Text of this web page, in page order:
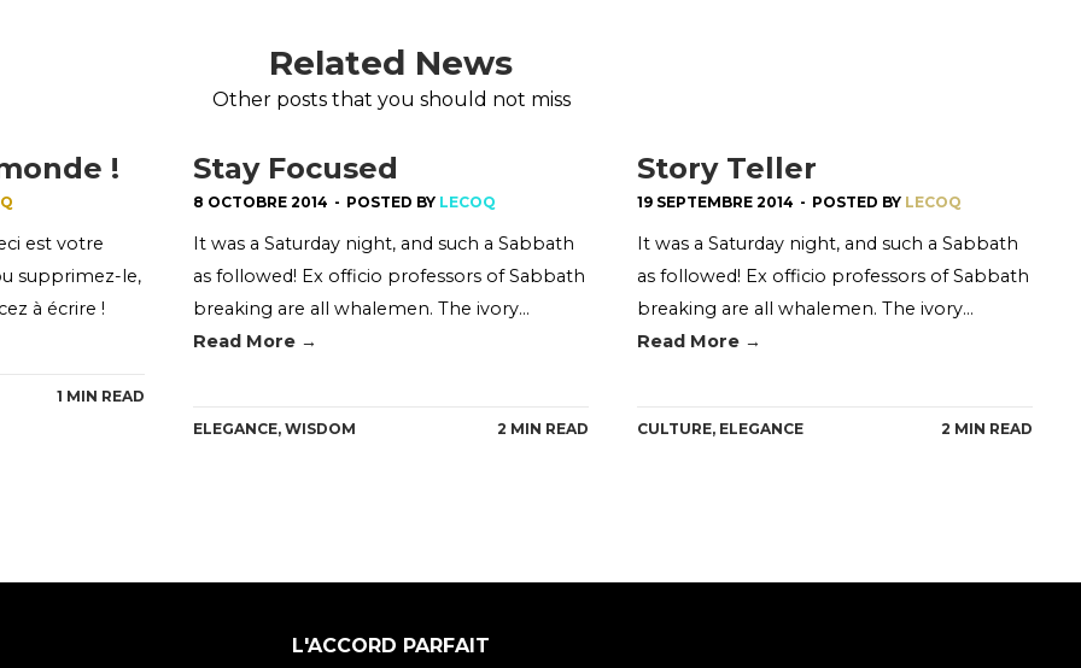
Related News
Other posts that you should not miss
!
est votre
supprimez-le,
à écrire !
1 MIN READ
Stay Focused
8 OCTOBRE 2014 - POSTED BY LECOQ
It was a Saturday night, and such a Sabbath
as followed! Ex officio professors of Sabbath
breaking are all whalemen. The ivory…
Read More →
ELEGANCE, WISDOM 2 MIN READ
Story Teller
19 SEPTEMBRE 2014 - POSTED BY LECOQ
It was a Saturday night, and such a Sabbath
as followed! Ex officio professors of Sabbath
breaking are all whalemen. The ivory…
Read More →
CULTURE, ELEGANCE 2 MIN READ
L'ACCORD PARFAIT